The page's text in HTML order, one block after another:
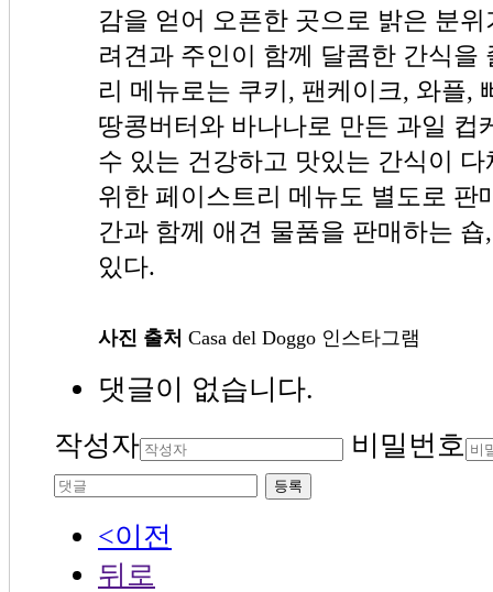
감을 얻어 오픈한 곳으로 밝은 분
려견과 주인이 함께 달콤한 간식을
리 메뉴로는 쿠키, 팬케이크, 와플,
땅콩버터와 바나나로 만든 과일 컵
수 있는 건강하고 맛있는 간식이
위한 페이스트리 메뉴도 별도로 판
간과 함께 애견 물품을 판매하는
있다.
사진 출처 Casa del Doggo 인스타그램
댓글이 없습니다.
작성자
비밀번호
등록
<이전
뒤로